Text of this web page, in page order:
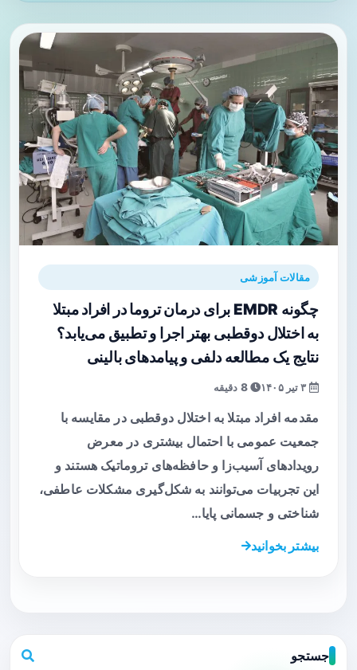
مقالات آموزشی
چگونه EMDR برای درمان تروما در افراد مبتلا
به اختلال دوقطبی بهتر اجرا و تطبیق می‌یابد؟
نتایج یک مطالعه دلفی و پیامدهای بالینی
8 دقیقه
مقدمه افراد مبتلا به اختلال دوقطبی در مقایسه با
جمعیت عمومی با احتمال بیشتری در معرض
رویدادهای آسیب‌زا و حافظه‌های تروماتیک هستند و
این تجربیات می‌توانند به شکل‌گیری مشکلات عاطفی،
شناختی و جسمانی پایا…
بیشتر بخوانید
جستجو